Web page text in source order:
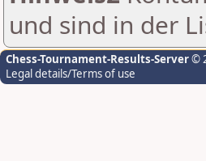
und sind in der
Chess-Tournament-Results-Server©
Legal details/Terms of use